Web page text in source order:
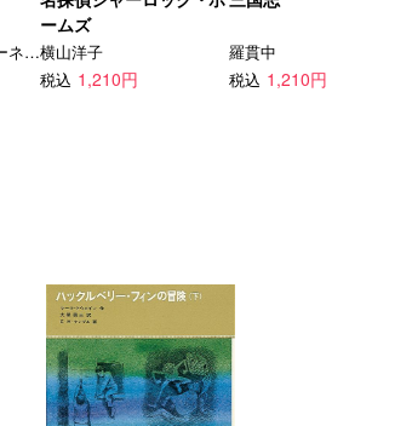
フランシス・Ｈ・バーネット
ームズ
横山洋子
税込 1,210円
羅貫中
税込 1,210円